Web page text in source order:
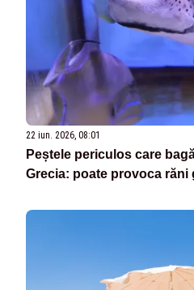
22 iun. 2026, 08:01
Peștele periculos care
Grecia: poate provoca răni